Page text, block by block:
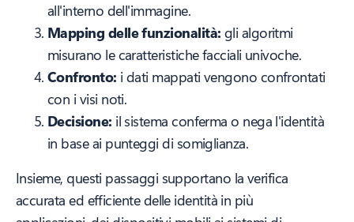
all'interno dell'immagine.
Mapping delle funzionalità: gli algoritmi
misurano le caratteristiche facciali univoche.
Confronto: i dati mappati vengono confrontati
con i visi noti.
Decisione: il sistema conferma o nega l'identità
in base ai punteggi di somiglianza.
Insieme, questi passaggi supportano la verifica
accurata ed efficiente delle identità in più